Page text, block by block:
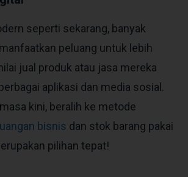
seperti sekarang, banyak
peluang untuk lebih
jual produk atau jasa mereka
aplikasi dan media sosial.
kini, beralih ke metode
bisnis dan stok barang pakai
pilihan tepat!